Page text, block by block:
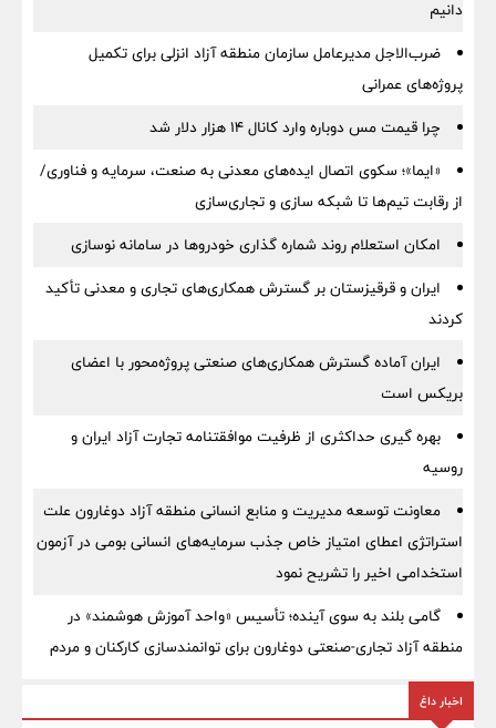
دانیم
ضرب‌الاجل مدیرعامل سازمان منطقه آزاد انزلی برای تكمیل
پروژه‌های عمرانی
چرا قیمت مس دوباره وارد کانال ۱۴ هزار دلار شد
«ایما»؛ سکوی اتصال ایده‌های معدنی به صنعت، سرمایه و فناوری/
از رقابت تیم‌ها تا شبکه سازی و تجاری‌سازی
امکان استعلام روند شماره گذاری خودروها در سامانه نوسازی
ایران و قرقیزستان بر گسترش همکاری‌های تجاری و معدنی تأکید
کردند
ایران آماده گسترش همکاری‌های صنعتی پروژه‌محور با اعضای
بریکس است
بهره گیری حداکثری از ظرفیت موافقتنامه تجارت آزاد ایران و
روسیه
معاونت توسعه مدیریت و منابع انسانی منطقه آزاد دوغارون علت
استراتژی اعطای امتیاز خاص جذب سرمایه‌های انسانی بومی در آزمون
استخدامی اخیر را تشریح نمود
گامی بلند به سوی آینده؛ تأسیس «واحد آموزش هوشمند» در
منطقه آزاد تجاری-صنعتی دوغارون برای توانمندسازی کارکنان و مردم
اخبار داغ